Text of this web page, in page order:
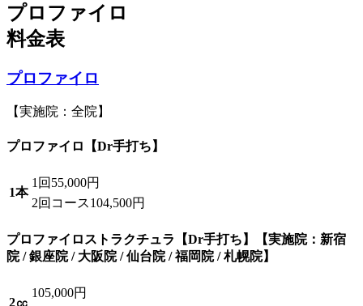
プロファイロ
料金表
プロファイロ
【実施院：全院】
プロファイロ【Dr手打ち】
1本
1回 55,000円
2回コース104,500円
プロファイロストラクチュラ【Dr手打ち】
【実施院：新宿
院 / 銀座院 / 大阪院 / 仙台院 / 福岡院 / 札幌院】
2㏄
105,000円